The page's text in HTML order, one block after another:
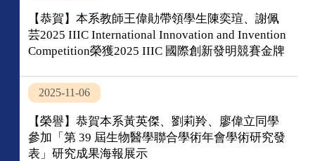
【恭賀】本系教師王偉勛帶領學生陳奕瑄、謝佩
芸2025 IIIC International Innovation and Invention
Competition榮獲2025 IIIC 國際創新發明競賽⾦牌
2025-11-06
【榮譽】恭賀本系黃英傑、劉莉羚、廖偉立同學
參加「第 39 屆⽣物醫學聯合學術年會學術研究發
表」研究成果海報展示